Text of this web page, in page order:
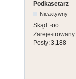
Podkasetarz
Nieaktywny
Skąd: -oo
Zarejestrowany:
Posty: 3,188